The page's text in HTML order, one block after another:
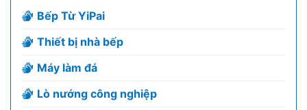
Bếp Từ YiPai
Thiết bị nhà bếp
Máy làm đá
Lò nướng công nghiệp